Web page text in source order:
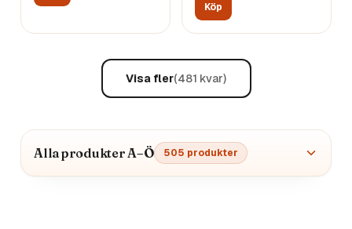
Köp
Visa fler(481 kvar)
Alla produkter A–Ö 505 produkter